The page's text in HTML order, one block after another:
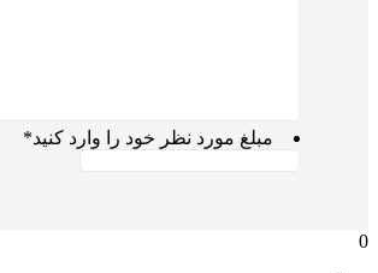
مبلغ مورد نظر خود را وارد کنید*
0